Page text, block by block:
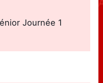
Journée 1